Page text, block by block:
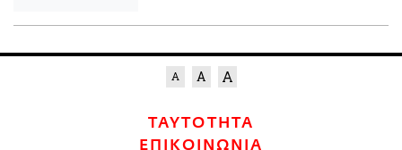
ΤΑΥΤΟΤΗΤΑ
ΕΠΙΚΟΙΝΩΝΙΑ